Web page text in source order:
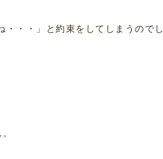
・・」と約束をしてしまうのでし